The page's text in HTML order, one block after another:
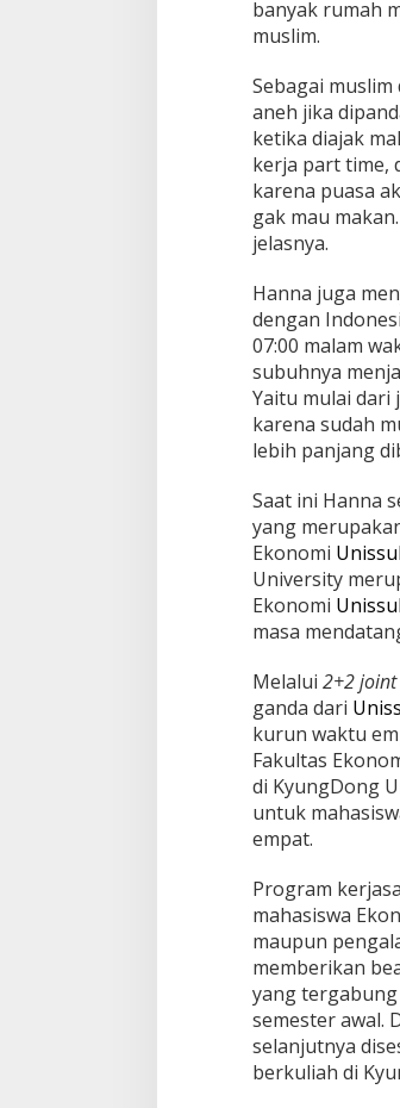
banyak rumah
muslim.
Sebagai
aneh jika
ketika diajak
kerja part time,
karena puasa
gak mau
jelasnya.
Hanna juga
dengan
07:00 malam
subuhnya
Yaitu mulai dari
karena sudah
lebih panjang
Saat ini Hanna
yang
Ekonomi
University
Ekonomi
masa
Melalui 2+2
ganda dari
kurun waktu
Fakultas
di KyungDong
untuk
empat.
Program
mahasiswa
maupun
memberikan
yang
semester awal.
selanjutnya
berkuliah di